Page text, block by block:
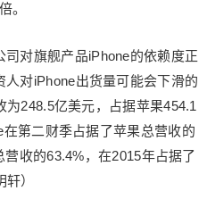
。
对旗舰产品iPhone的依赖度正
对iPhone出货量可能会下滑的
248.5亿美元，占据苹果454.1
第二财季占据了苹果总营收的
收的63.4%，在2015年占据了
）